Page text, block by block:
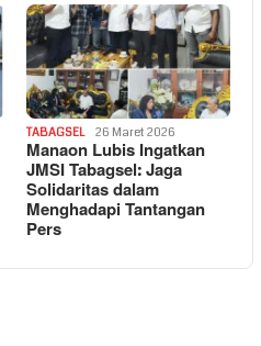
TABAGSEL 26 Maret 2026
Manaon Lubis Ingatkan
JMSI Tabagsel: Jaga
Solidaritas dalam
Menghadapi Tantangan
Pers